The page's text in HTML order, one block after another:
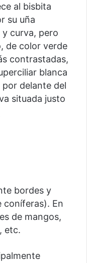
al bisbita
su uña
curva, pero
de color verde
contrastadas,
blanca
delante del
situada justo
bordes y
coníferas). En
de mangos,
etc.